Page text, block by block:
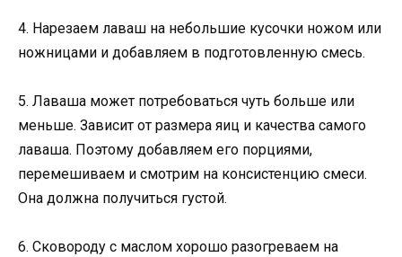
4. Нарезаем лаваш на небольшие кусочки ножом или
ножницами и добавляем в подготовленную смесь.
5. Лаваша может потребоваться чуть больше или
меньше. Зависит от размера яиц и качества самого
лаваша. Поэтому добавляем его порциями,
перемешиваем и смотрим на консистенцию смеси.
Она должна получиться густой.
6. Сковороду с маслом хорошо разогреваем на